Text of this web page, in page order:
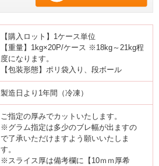
【購入ロット】1ケース単位
【重量】1kg×20P/ケース ※18kg～21kg程
度になります。
【包装形態】ポリ袋入り、段ボール
製造日より1年間（冷凍）
ご指定の厚みでカットいたします。
※グラム指定は多少のブレ幅が出ますの
で了承いただけますよう願いいたしま
す。
※スライス厚は備考欄に【10ｍｍ厚希